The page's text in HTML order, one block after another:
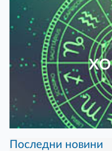
Последни новини